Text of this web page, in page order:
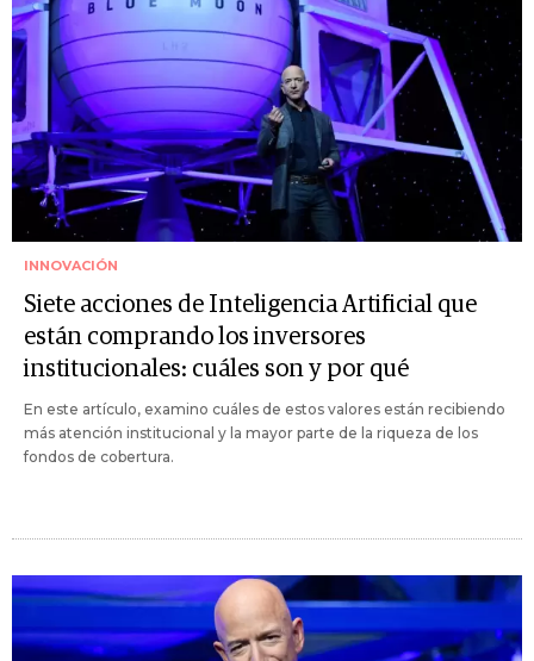
INNOVACIÓN
Siete acciones de Inteligencia Artificial que
están comprando los inversores
institucionales: cuáles son y por qué
En este artículo, examino cuáles de estos valores están recibiendo
más atención institucional y la mayor parte de la riqueza de los
fondos de cobertura.